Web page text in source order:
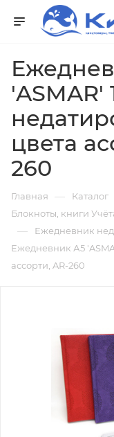
'ASMAR'
цвета
260
Главная — Каталог
Блокноты, книги
— Ежедневник
Ежедневник А5
ассорти, AR-260